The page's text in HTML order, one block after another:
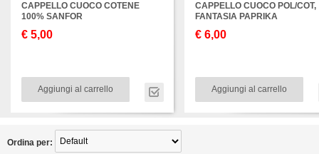
CAPPELLO CUOCO COTENE
100% SANFOR
€ 5,00
Aggiungi al carrello
CAPPELLO CUOCO POL/COT,
FANTASIA PAPRIKA
€ 6,00
Aggiungi al carrello
Ordina per: